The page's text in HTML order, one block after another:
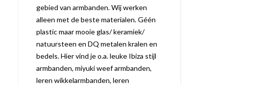
gebied van armbanden. Wij werken
alleen met de beste materialen. Géén
plastic maar mooie glas/ keramiek/
natuursteen en DQ metalen kralen en
bedels. Hier vind je o.a. leuke Ibiza stijl
armbanden, miyuki weef armbanden,
leren wikkelarmbanden, leren